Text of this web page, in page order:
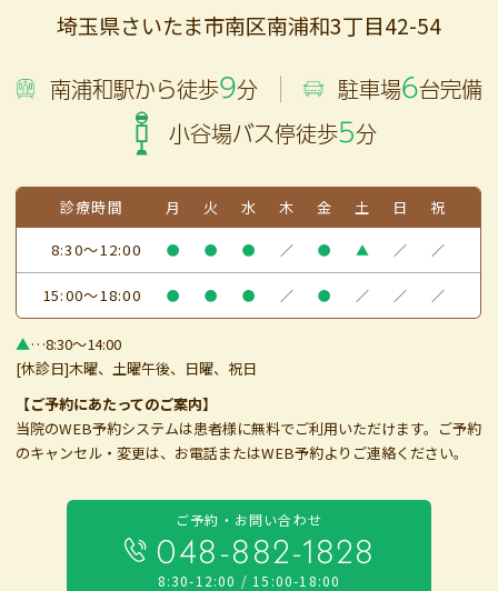
埼玉県さいたま市南区南浦和3丁目42-54
南浦和駅から徒歩9分 駐車場6台完備
小谷場バス停徒歩5分
診療時間 月 火 水 木 金 土 日
祝
8:30～12:00
● ● ● ／ ● ▲ ／ ／
15:00～18:00 ● ● ● ／ ● ／ ／ ／
▲…8:30～14:00
[休診日]木曜、土曜午後、日曜、祝日
【ご予約にあたってのご案内】
当院のWEB予約システムは患者様に無料でご利用いただけます。ご予約
のキャンセル・変更は、お電話またはWEB予約よりご連絡ください。
ご予約・お問い合わせ
048-882-1828
8:30-12:00 / 15:00-18:00